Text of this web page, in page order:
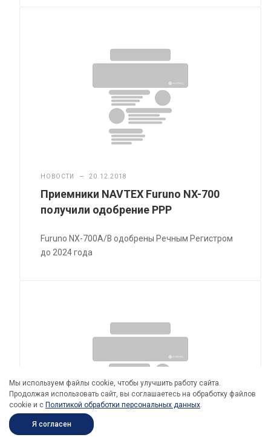
НОВОСТИ — 20.12.2018
Приемники NAVTEX Furuno NX-700
получили одобрение РРР
Furuno NX-700A/B одобрены Речным Регистром
до 2024 года
Мы используем файлы cookie, чтобы улучшить работу сайта.
Продолжая использовать сайт, вы соглашаетесь на обработку файлов
cookie и c Политикой обработки персональных данных.
Я согласен